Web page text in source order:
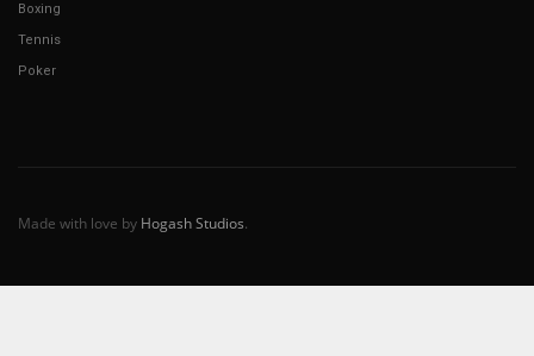
Boxing
Tennis
Poker
Made with love by Hogash Studios.